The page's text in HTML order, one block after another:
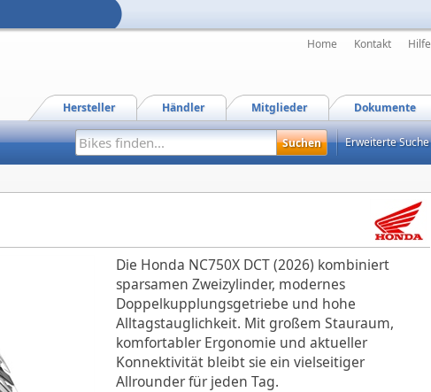
Home Kontakt Hilfe
Dokumente
Mitglieder
Händler
Hersteller
Erweiterte Suche
Die Honda NC750X DCT (2026) kombiniert
sparsamen Zweizylinder, modernes
Doppelkupplungsgetriebe und hohe
Alltagstauglichkeit. Mit großem Stauraum,
komfortabler Ergonomie und aktueller
Konnektivität bleibt sie ein vielseitiger
Allrounder für jeden Tag.